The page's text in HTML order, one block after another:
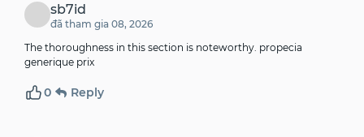
sb7id
đã tham gia 08, 2026
The thoroughness in this section is noteworthy. propecia
generique prix
0 Reply